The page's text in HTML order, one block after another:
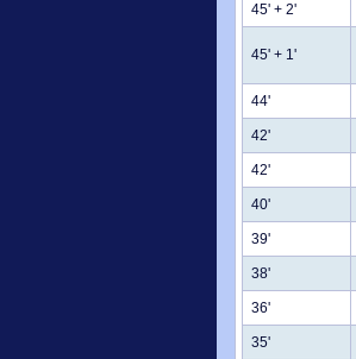
45' + 2'
45' + 1'
44'
42'
42'
40'
39'
38'
36'
35'